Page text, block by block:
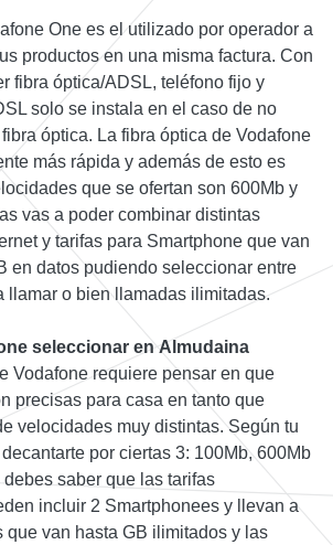
One es el utilizado por operador a
productos en una misma factura. Con
fibra óptica/ADSL, teléfono fijo y
solo se instala en el caso de no
óptica. La fibra óptica de Vodafone
más rápida y además de esto es
que se ofertan son 600Mb y
vas a poder combinar distintas
y tarifas para Smartphone que van
en datos pudiendo seleccionar entre
llamar o bien llamadas ilimitadas.
seleccionar en Almudaina
Vodafone requiere pensar en que
precisas para casa en tanto que
velocidades muy distintas. Según tu
por ciertas 3: 100Mb, 600Mb
saber que las tarifas
incluir 2 Smartphonees y llevan a
que van hasta GB ilimitados y las